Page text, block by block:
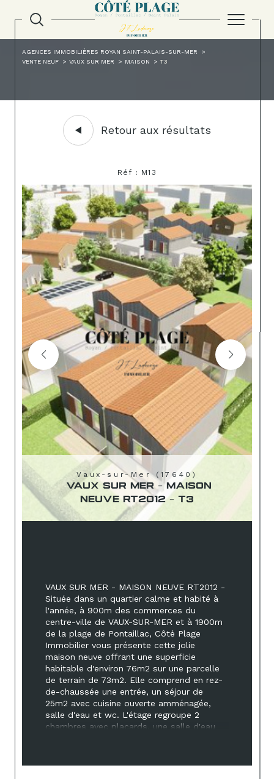
AGENCES IMMOBILIÈRES ROYAN SAINT-PALAIS-SUR-MER
VENTE NEUF
VAUX SUR MER MAISON T3
Retour aux résultats
Réf : M13
Vaux-sur-Mer (17640)
VAUX SUR MER - MAISON
NEUVE RT2012 - T3
VAUX SUR MER - MAISON NEUVE RT2012 -
Située dans un quartier calme et habité à
l'année, à 900m des commerces du
centre-ville de VAUX-SUR-MER et à 1900m
de la plage de Pontaillac, Côté Plage
Immobilier vous présente cette jolie
maison neuve offrant une superficie
habitable d'environ 76m2 sur une parcelle
de terrain de 73m2. Elle comprend en rez-
de-chaussée une entrée, un séjour de
25m2 avec cuisine ouverte amménagée,
salle d'eau et wc. L'étage regroupe 2
chambres avec placards, une salle d'eau